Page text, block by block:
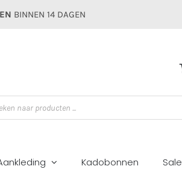
BINNEN 14 DAGEN
Kadobonnen Sale